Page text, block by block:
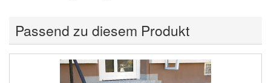
Passend zu diesem Produkt